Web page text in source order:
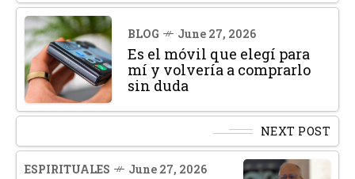
BLOG June 27, 2026
Es el móvil que elegí para
mí y volvería a comprarlo
sin duda
NEXT POST
ESPIRITUALES June 27, 2026